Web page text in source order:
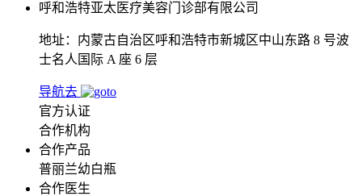
呼和浩特亚太医疗美容门诊部有限公司
地址：内蒙古自治区呼和浩特市新城区中山东路 8 号波
士名人国际 A 座 6 层
导航去
官方认证
合作机构
合作产品
普丽兰幼白瓶
合作医生